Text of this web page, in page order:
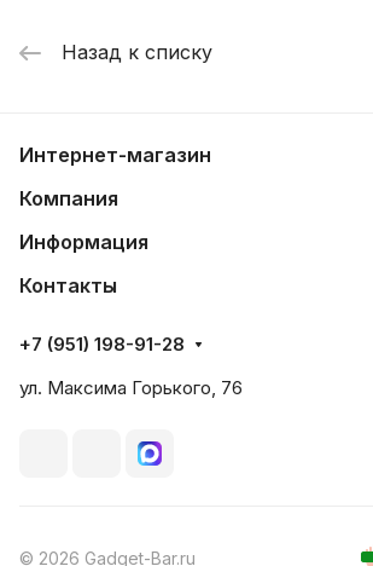
Назад к списку
Интернет-магазин
Компания
Информация
Контакты
+7 (951) 198-91-28
ул. Максима Горького, 76
© 2026 Gadget-Bar.ru